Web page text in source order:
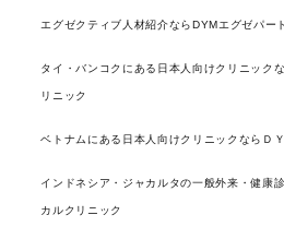
エグゼクティブ人材紹介ならDYMエグゼパート
タイ・バンコクにある日本人向けクリニック
リニック
ベトナムにある日本人向けクリニックならＤ
インドネシア・ジャカルタの一般外来・健康
カルクリニック